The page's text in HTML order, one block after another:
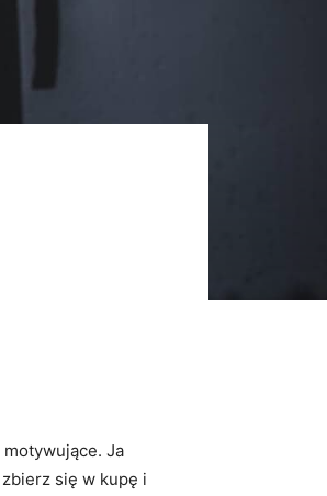
motywujące. Ja
się w kupę i